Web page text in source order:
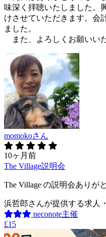
味深く拝聴いたしました。
けさせていただきます。会
ました。
また、よろしくお願いい
momokoさん
10ヶ月前
The Village説明会
The Village の説明会ありが
浜哲郎さんが提供する求人
neconote主催
£15